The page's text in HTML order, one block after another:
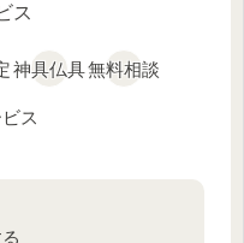
ス
神具仏具無料相談
ス